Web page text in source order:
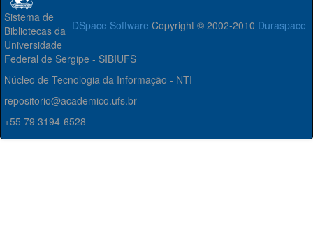
DSpace Software Copyright © 2002-2010 Duraspace
Sistema de
Bibliotecas da
Universidade
Federal de Sergipe - SIBIUFS
Núcleo de Tecnologia da Informação - NTI
repositorio@academico.ufs.br
+55 79 3194-6528